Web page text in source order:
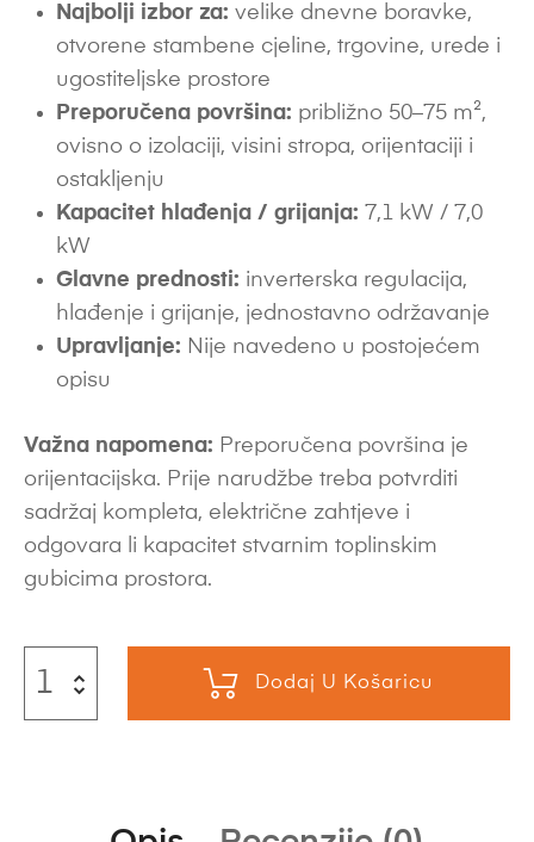
Najbolji izbor za: velike dnevne boravke,
otvorene stambene cjeline, trgovine, urede i
ugostiteljske prostore
Preporučena površina: približno 50–75 m²,
ovisno o izolaciji, visini stropa, orijentaciji i
ostakljenju
Kapacitet hlađenja / grijanja: 7,1 kW / 7,0
kW
Glavne prednosti: inverterska regulacija,
hlađenje i grijanje, jednostavno održavanje
Upravljanje: Nije navedeno u postojećem
opisu
Važna napomena: Preporučena površina je
orijentacijska. Prije narudžbe treba potvrditi
sadržaj kompleta, električne zahtjeve i
odgovara li kapacitet stvarnim toplinskim
gubicima prostora.
Dodaj U Košaricu